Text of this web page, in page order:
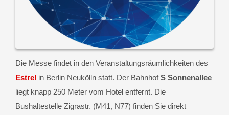
Die Messe findet in den Veranstaltungsräumlichkeiten des
Estrel in Berlin Neukölln statt. Der BahnhofS Sonnenallee
liegt knapp 250 Meter vom Hotel entfernt. Die
Bushaltestelle Zigrastr. (M41, N77) finden Sie direkt